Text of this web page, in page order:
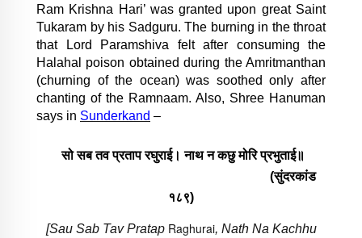
Ram Krishna Hari’ was granted upon great Saint
Tukaram by his Sadguru. The burning in the throat
that Lord Paramshiva felt after consuming the
Halahal poison obtained during the Amritmanthan
(churning of the ocean) was soothed only after
chanting of the Ramnaam. Also, Shree Hanuman
says in Sunderkand –
सो सब तव प्रताप रघुराई। नाथ न कछु मोरि प्रभुताई॥
(सुंदरकांड
१८९)
[Sau Sab Tav Pratap Raghurai, Nath Na Kachhu